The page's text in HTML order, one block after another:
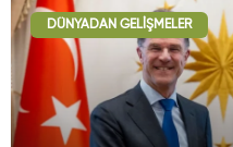
DÜNYADAN GELIŞMELER